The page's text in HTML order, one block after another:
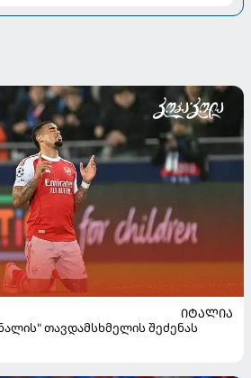
ᲘᲢᲐᲚᲘᲐ
თავდამსხმელის შეძენას